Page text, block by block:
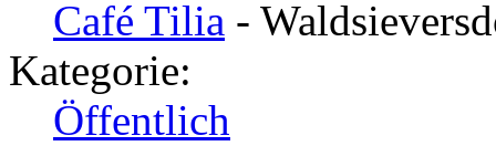
Café Tilia -
Kategorie:
Öffentlich